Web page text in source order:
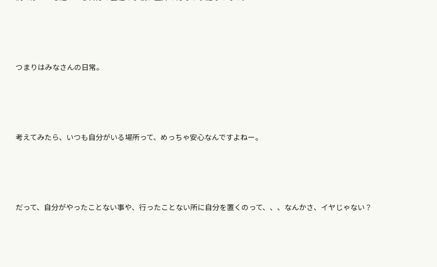
つまりはみなさんの日常。
考えてみたら、いつも自分がいる場所って、めっちゃ安心なんですよねー。
だって、自分がやったことない事や、行ったことない所に自分を置くのって、、、なんかさ、イヤじゃない？